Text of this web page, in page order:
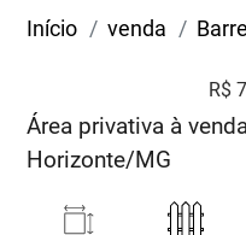
Início venda
R$
Área privativa à
Horizonte/MG